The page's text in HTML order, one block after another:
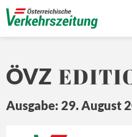
ÖVZ
Ausgabe: 29. August